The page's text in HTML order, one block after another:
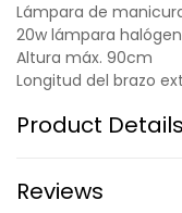
Lámpara de
20w lámpara
Altura máx. 90cm
Longitud del brazo
Product Details
Reviews